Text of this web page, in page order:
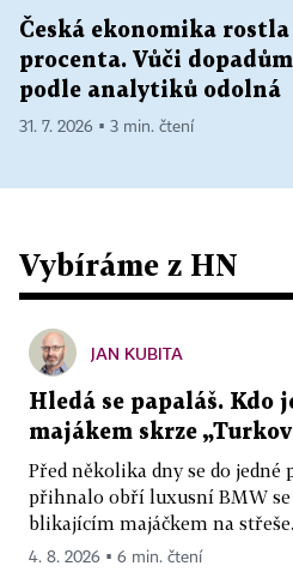
Česká ekonomika
procenta. Vůči
podle analytiků odolná
31. 7. 2026 ▪ 3 min. čtení
Vybíráme z HN
JAN KUBITA
Hledá se papaláš. Kdo
majákem skrze
Před několika dny se do
přihnalo obří luxusní BMW
blikajícím majáčkem na
4. 8. 2026 ▪ 6 min. čtení